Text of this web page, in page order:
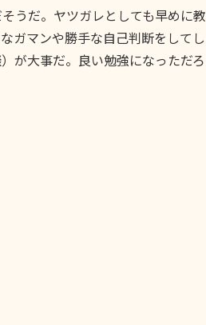
うだ。ヤツガレとしても早めに教
ガマンや勝手な自己判断をしてし
が大事だ。良い勉強になっただろ